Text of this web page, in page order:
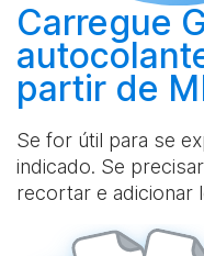
Carregue
partir de
Se for útil para se
indicado. Se
recortar e adicionar